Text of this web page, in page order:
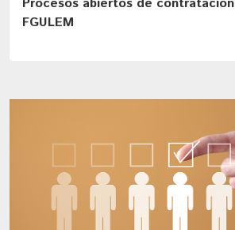
FGULEM